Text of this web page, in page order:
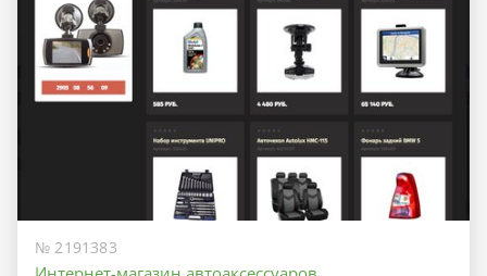
№ 2191383